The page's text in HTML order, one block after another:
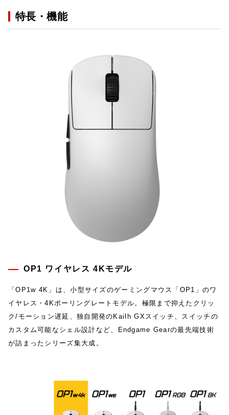
特長・機能
OP1 ワイヤレス 4Kモデル
「OP1w 4K」は、小型サイズのゲーミングマウス「OP1」のワ
イヤレス・4Kポーリングレートモデル。極限まで抑えたクリッ
ク/モーション遅延、独自開発のKailh GXスイッチ、スイッチの
カスタム可能なシェル設計など、Endgame Gearの最先端技術
が詰まったシリーズ集大成。